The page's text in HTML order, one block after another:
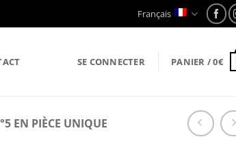
Français
SE CONNECTER PANIER /0€
EN PIÈCE UNIQUE